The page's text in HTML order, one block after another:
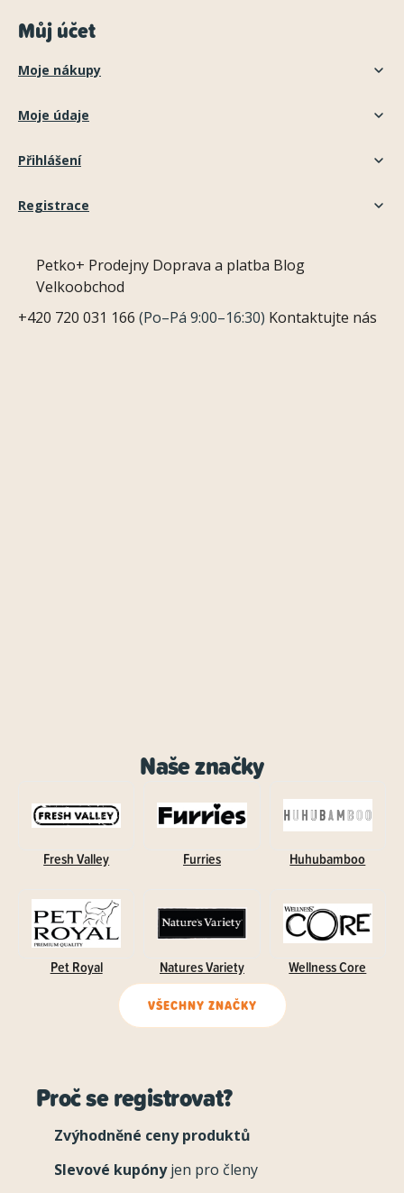
Můj účet
Moje nákupy
Moje údaje
Přihlášení
Registrace
Petko+ Prodejny Doprava a platba Blog
Velkoobchod
+420 720 031 166 (Po–Pá 9:00–16:30) Kontaktujte nás
Naše značky
Fresh Valley Furries Huhubamboo
Pet Royal Natures Variety Wellness Core
VŠECHNY ZNAČKY
Proč se registrovat?
Zvýhodněné ceny produktů
Slevové kupónyjen pro členy